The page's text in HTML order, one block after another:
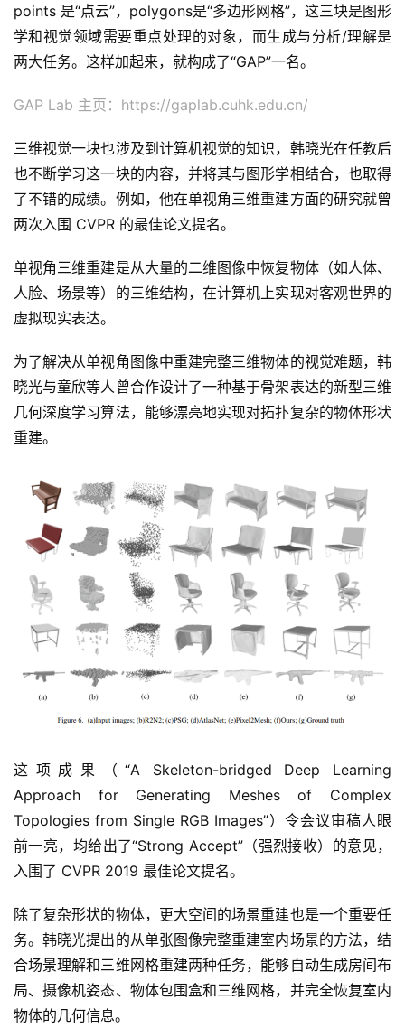
points 是“点云”，polygons是“多边形网格”，这三块是图形
学和视觉领域需要重点处理的对象，而生成与分析/理解是
两大任务。这样加起来，就构成了“GAP”一名。
GAP Lab 主页：https://gaplab.cuhk.edu.cn/
三维视觉一块也涉及到计算机视觉的知识，韩晓光在任教后
也不断学习这一块的内容，并将其与图形学相结合，也取得
了不错的成绩。例如，他在单视角三维重建方面的研究就曾
两次入围 CVPR 的最佳论文提名。
单视角三维重建是从大量的二维图像中恢复物体（如人体、
人脸、场景等）的三维结构，在计算机上实现对客观世界的
虚拟现实表达。
为了解决从单视角图像中重建完整三维物体的视觉难题，韩
晓光与童欣等人曾合作设计了一种基于骨架表达的新型三维
几何深度学习算法，能够漂亮地实现对拓扑复杂的物体形状
重建。
这项成果（“A Skeleton-bridged Deep Learning
Approach for Generating Meshes of Complex
Topologies from Single RGB Images”）令会议审稿人眼
前一亮，均给出了“Strong Accept”（强烈接收）的意见，
入围了 CVPR 2019 最佳论文提名。
除了复杂形状的物体，更大空间的场景重建也是一个重要任
务。韩晓光提出的从单张图像完整重建室内场景的方法，结
合场景理解和三维网格重建两种任务，能够自动生成房间布
局、摄像机姿态、物体包围盒和三维网格，并完全恢复室内
物体的几何信息。